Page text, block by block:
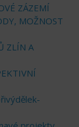
ZÁZEMÍ
MOŽNOST
ZLÍN A